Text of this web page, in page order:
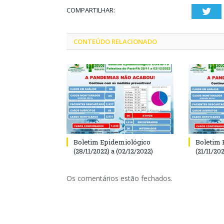
COMPARTILHAR:
CONTEÚDO RELACIONADO
Boletim Epidemiológico
(28/11/2022) a (02/12/2022)
Boletim
(21/11/
Os comentários estão fechados.